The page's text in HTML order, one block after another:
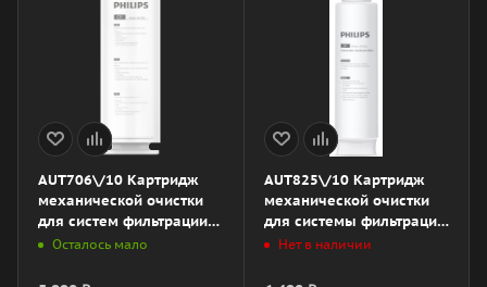
AUT706\/10 Картридж
механической очистки
для систем фильтрации
AUT3015\/10 и
Осталось мало
AUT825\/10 Картридж
механической очистки
для системы фильтрации
AUT3234\/10
Нет в наличии